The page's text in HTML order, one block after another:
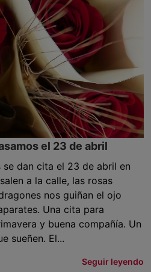
el 23 de abril
se dan cita el 23 de abril en
a la calle, las rosas
nos guiñan el ojo
Una cita para
y buena compañía. Un
sueñen. El...
Seguir leyendo